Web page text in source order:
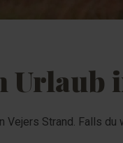
Strand. Falls